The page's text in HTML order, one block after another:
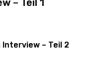
Interview – Teil 2